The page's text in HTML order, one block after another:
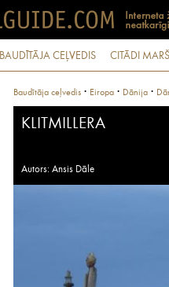
BAUDĪTĀJA CEĻVEDIS CITĀDI
Baudītāja ceļvedis · Eiropa · Dānija ·
KLITMILLERA
Autors: Ansis Dāle